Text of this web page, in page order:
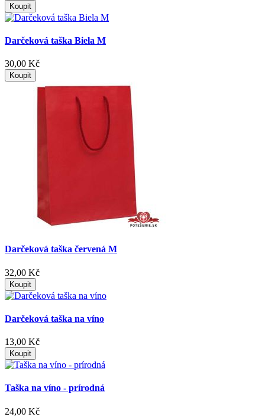
Koupit
Darčeková taška Biela M
30,00 Kč
Koupit
Darčeková taška červená M
32,00 Kč
Koupit
Darčeková taška na víno
13,00 Kč
Koupit
Taška na víno - prírodná
24,00 Kč